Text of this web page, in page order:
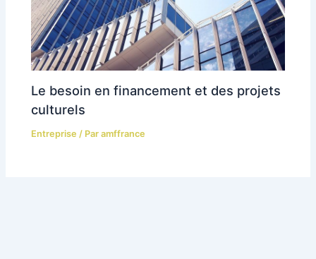
Le besoin en financement et des projets
culturels
Entreprise / Paramffrance